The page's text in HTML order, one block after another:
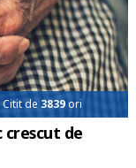
de3839ori
crescut de